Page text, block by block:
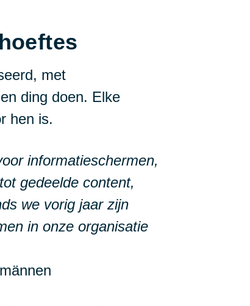
met
ding doen. Elke
hen is.
informatieschermen,
gedeelde content,
we vorig jaar zijn
in onze organisatie